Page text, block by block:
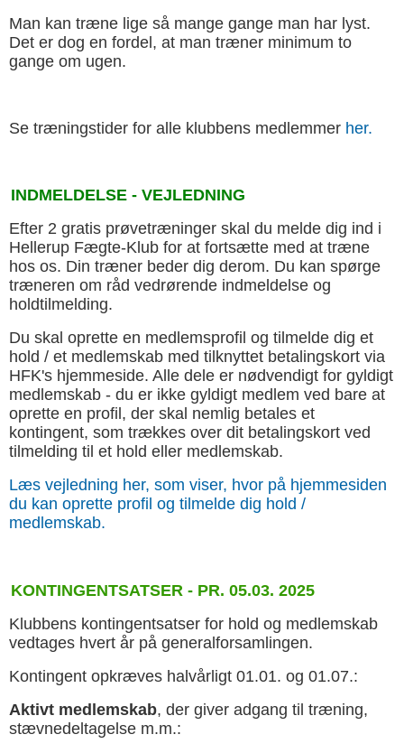
Man kan træne lige så mange gange man har lyst.
Det er dog en fordel, at man træner minimum to
gange om ugen.
Se træningstider for alle klubbens medlemmer her.
INDMELDELSE - VEJLEDNING
Efter 2 gratis prøvetræninger skal du melde dig ind i
Hellerup Fægte-Klub for at fortsætte med at træne
hos os. Din træner beder dig derom. Du kan spørge
træneren om råd vedrørende indmeldelse og
holdtilmelding.
Du skal oprette en medlemsprofil og tilmelde dig et
hold / et medlemskab med tilknyttet betalingskort via
HFK's hjemmeside. Alle dele er nødvendigt for gyldigt
medlemskab - du er ikke gyldigt medlem ved bare at
oprette en profil, der skal nemlig betales et
kontingent, som trækkes over dit betalingskort ved
tilmelding til et hold eller medlemskab.
Læs vejledning her, som viser, hvor på hjemmesiden
du kan oprette profil og tilmelde dig hold /
medlemskab.
KONTINGENTSATSER - PR. 05.03. 2025
Klubbens kontingentsatser for hold og medlemskab
vedtages hvert år på generalforsamlingen.
Kontingent opkræves halvårligt 01.01. og 01.07.:
Aktivt medlemskab, der giver adgang til træning,
stævnedeltagelse m.m.: